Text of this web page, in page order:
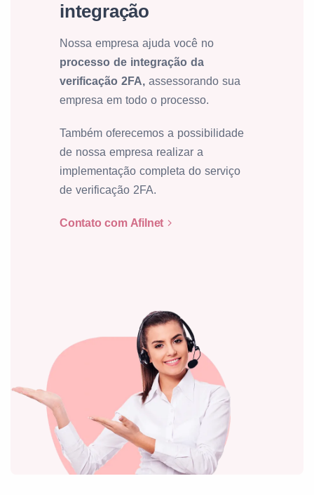
integração
Nossa empresa ajuda você no
processo de integração da
verificação 2FA, assessorando sua
empresa em todo o processo.
Também oferecemos a possibilidade
de nossa empresa realizar a
implementação completa do serviço
de verificação 2FA.
Contato com Afilnet